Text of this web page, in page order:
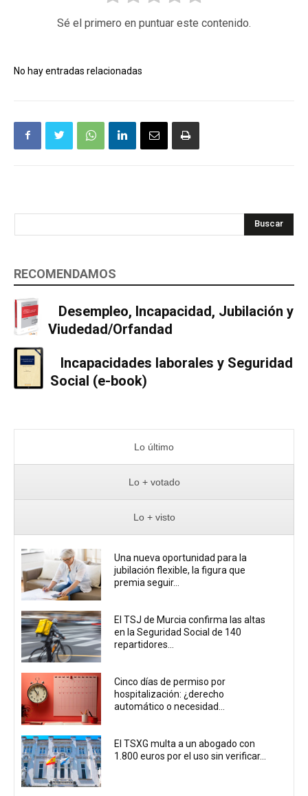
Sé el primero en puntuar este contenido.
No hay entradas relacionadas
Buscar
RECOMENDAMOS
Desempleo, Incapacidad, Jubilación y
Viudedad/Orfandad
Incapacidades laborales y Seguridad
Social (e-book)
Lo último
Lo + votado
Lo + visto
Una nueva oportunidad para la
jubilación flexible, la figura que
premia seguir...
El TSJ de Murcia confirma las altas
en la Seguridad Social de 140
repartidores...
Cinco días de permiso por
hospitalización: ¿derecho
automático o necesidad...
El TSXG multa a un abogado con
1.800 euros por el uso sin verificar...